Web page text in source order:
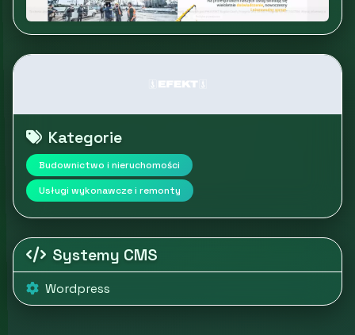
Kategorie
Budownictwo i nieruchomości
Usługi wykonawcze i remonty
Systemy CMS
Wordpress